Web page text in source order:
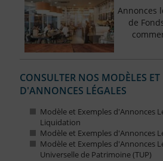
Annonces
de
CONSULTER NOS MODÈLES ET
D'ANNONCES LÉGALES
Modèle et Exemples d'Annonces
Liquidation
Modèle et Exemples d'Annonces
Modèle et Exemples d'Annonces
Universelle de Patrimoine (TUP)